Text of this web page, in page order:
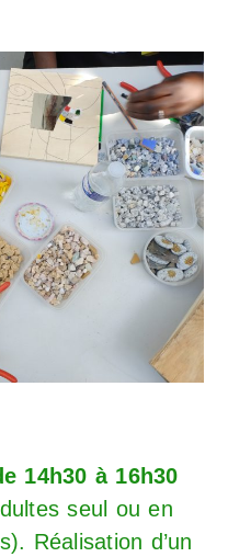
14h30 à 16h30
seul ou en
Réalisation d’un